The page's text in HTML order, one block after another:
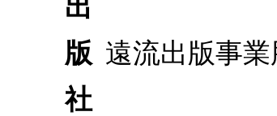
出
版
社
遠流出版事業